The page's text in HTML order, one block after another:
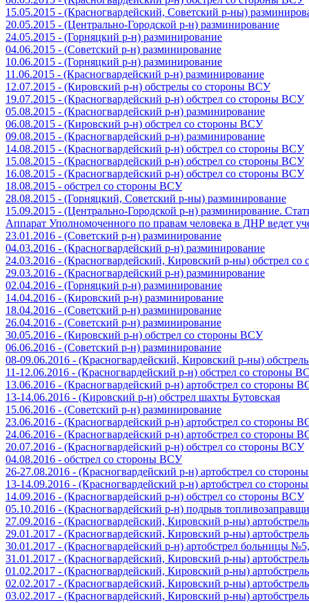
15.05.2015 - (Красногвардейский, Советский р-ны)
20.05.2015 - (Центрально-Городской р-н) разминирование
24.05.2015 - (Горняцкий р-н) разминирование
04.06.2015 - (Советский р-н) разминирование
10.06.2015 - (Горняцкий р-н) разминирование
11.06.2015 - (Красногвардейский р-н) разминирование
12.07.2015 - (Кировский р-н) обстрелы со стороны ВСУ
19.07.2015 - (Красногвардейский р-н) обстрел со стороны ВСУ
05.08.2015 - (Красногвардейский р-н) разминирование
06.08.2015 - (Кировский р-н) обстрел со стороны ВСУ
09.08.2015 - (Красногвардейский р-н) разминирование
14.08.2015 - (Красногвардейский р-н) обстрел со стороны ВСУ
15.08.2015 - (Красногвардейский р-н) обстрел со стороны ВСУ
16.08.2015 - (Красногвардейский р-н) обстрел со стороны ВСУ
18.08.2015 - обстрел со стороны ВСУ
28.08.2015 - (Горняцкий, Советский р-ны) разминирование
15.09.2015 - (Центрально-Городской р-н) разминирование.
Аппарат Уполномоченного по правам человека в ДНР ведет
23.01.2016 - (Советский р-н) разминирование
04.03.2016 - (Красногвардейский р-н) разминирование
24.03.2016 - (Красногвардейский, Кировский р-ны) обстрел
29.03.2016 - (Красногвардейский р-н) разминирование
02.04.2016 - (Горняцкий р-н) разминирование
14.04.2016 - (Кировский р-н) разминирование
18.04.2016 - (Советский р-н) разминирование
26.04.2016 - (Советский р-н) разминирование
30.05.2016 - (Кировский р-н) обстрел со стороны ВСУ
06.06.2016 - (Советский р-н) разминирование
08-09.06.2016 - (Красногвардейский, Кировский р-ны)
11-12.06.2016 - (Красногвардейский р-н) обстрел со стороны
13.06.2016 - (Красногвардейский р-н) артобстрел со стороны
13-14.06.2016 - (Кировский р-н) обстрел шахты Бутовская
15.06.2016 - (Советский р-н) разминирование
23.06.2016 - (Красногвардейский р-н) артобстрел со стороны
24.06.2016 - (Красногвардейский р-н) артобстрел со стороны
20.07.2016 - (Красногвардейский р-н) обстрел со стороны ВСУ
04.08.2016 - обстрел со стороны ВСУ
26-27.08.2016 - (Красногвардейский р-н) артобстрел со
13-14.09.2016 - (Красногвардейский р-н) артобстрел со
14.09.2016 - (Красногвардейский р-н) обстрел со стороны ВСУ
05.10.2016 - (Красногвардейский р-н) подрыв
27.09.2016 - (Красногвардейский, Кировский р-ны)
29.01.2017 - (Красногвардейский, Кировский р-ны)
30.01.2017 - (Красногвардейский р-н) артобстрел больницы
31.01.2017 - (Красногвардейский, Кировский р-ны)
01.02.2017 - (Красногвардейский, Кировский р-ны)
02.02.2017 - (Красногвардейский, Кировский р-ны)
03.02.2017 - (Красногвардейский, Кировский р-ны)